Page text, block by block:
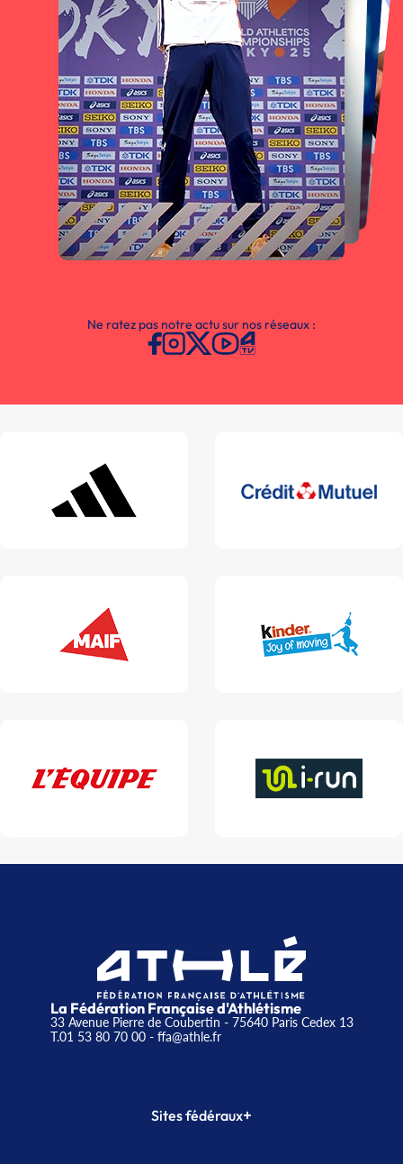
Ne ratez pas notre actu sur nos réseaux :
La Fédération Française d'Athlétisme
33 Avenue Pierre de Coubertin - 75640 Paris Cedex 13
T.01 53 80 70 00- ffa@athle.fr
Sites fédéraux+